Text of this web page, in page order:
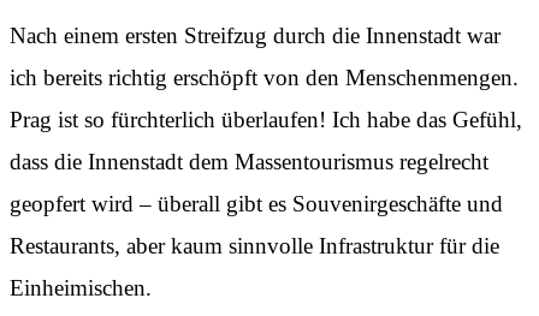
Nach einem ersten Streifzug durch die Innenstadt war
ich bereits richtig erschöpft von den Menschenmengen.
Prag ist so fürchterlich überlaufen! Ich habe das Gefühl,
dass die Innenstadt dem Massentourismus regelrecht
geopfert wird – überall gibt es Souvenirgeschäfte und
Restaurants, aber kaum sinnvolle Infrastruktur für die
Einheimischen.